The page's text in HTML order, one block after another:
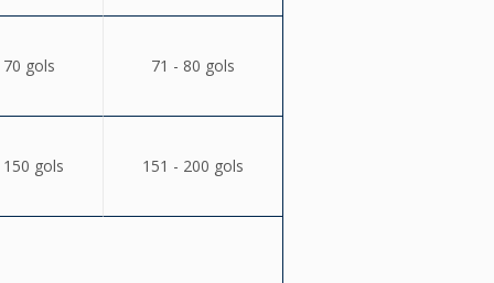
gols 71 - 80 gols
gols 151 - 200 gols